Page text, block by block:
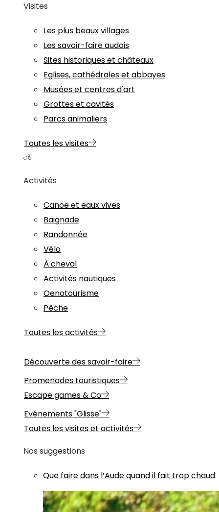
Visites
Les plus beaux villages
Les savoir-faire audois
Sites historiques et châteaux
Eglises, cathédrales et abbayes
Musées et centres d'art
Grottes et cavités
Parcs animaliers
Toutes les visites
Activités
Canoë et eaux vives
Baignade
Randonnée
Vélo
À cheval
Activités nautiques
Oenotourisme
Pêche
Toutes les activités
Découverte des savoir-faire
Promenades touristiques
Escape games & Co
Evénements "Glisse"
Toutes les visites et activités
Nos suggestions
Que faire dans l’Aude quand il fait trop chaud